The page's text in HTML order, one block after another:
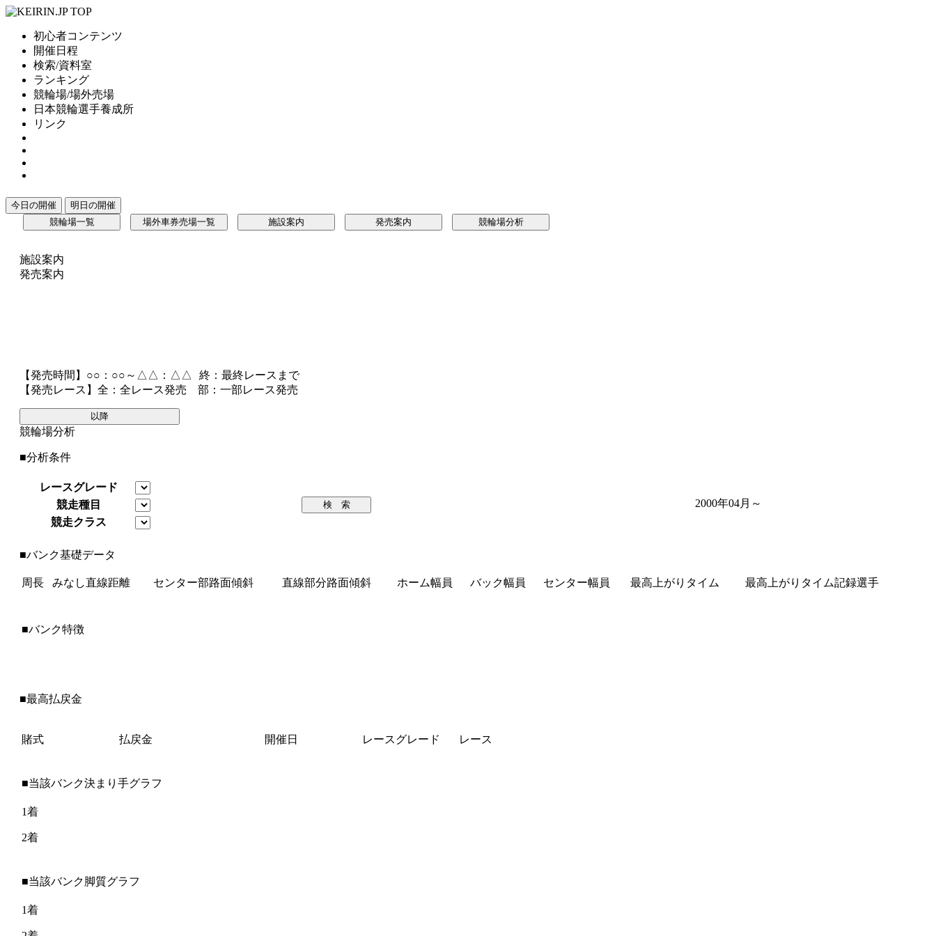
初心者コンテンツ
開催日程
検索/資料室
ランキング
競輪場/場外売場
日本競輪選手養成所
リンク
今日の開催
明日の開催
競輪場一覧
場外車券売場一覧 施設案内 発売案内 競輪場分析
施設案内
発売案内
【発売時間】 ○○：○○～△△：△△ 終 ：最終レースまで
【発売レース】 全 ：全レース発売 部 ：一部レース発売
以降
競輪場分析
■分析条件
レースグレード
検 索
競走種目
競走クラス
2000年04月～
■バンク基礎データ
周長 みなし直線距離 センター部路面傾斜 直線部分路面傾斜 ホーム幅員 バック幅員 センター幅員 最高上がりタイム 最高上がりタイム記録選手
■バンク特徴
■最高払戻金
賭式 払戻金 開催日 レースグレード レース
■当該バンク決まり手グラフ
1着
2着
■当該バンク脚質グラフ
1着